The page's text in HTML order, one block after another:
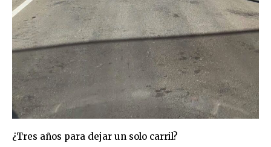
¿Tres años para dejar un solo carril?